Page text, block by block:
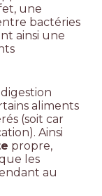
une
bactéries
ainsi une
aliments
(soit car
Ainsi
propre,
les
au